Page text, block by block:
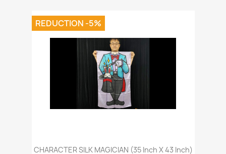
CHARACTER SILK MAGICIAN (35 Inch X 43 Inch)
REDUCTION -5%